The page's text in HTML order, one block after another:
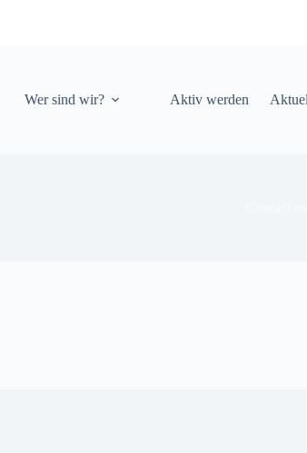
Wer sind wir? Aktiv werden